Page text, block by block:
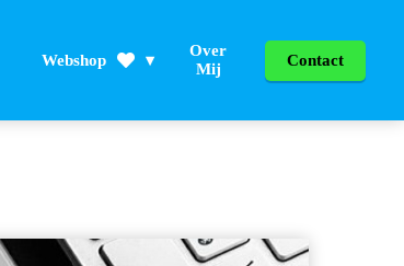
Webshop
Over
Mij
Contact